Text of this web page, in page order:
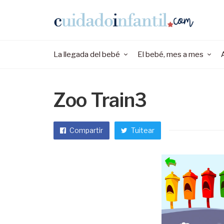
La llegada del bebé El bebé, mes a mes
Zoo Train3
Compartir Tuitear